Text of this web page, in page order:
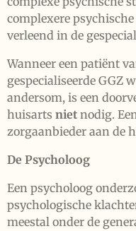
complexere
verleend in de
Wanneer een patiënt
gespecialiseerde GGZ
andersom, is een
huisarts niet nodig.
zorgaanbieder aan de
De Psycholoog
Een psycholoog
psychologische
meestal onder de